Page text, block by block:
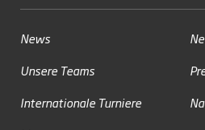
News
Unsere Teams
Internationale Turniere